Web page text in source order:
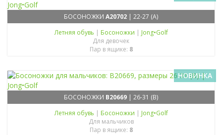
БОСОНОЖКИ A20702 | 22-27 (A)
Летняя обувь | Босоножки | Jong•Golf
Для девочек
Пар в ящике: 8
НОВИНКА
БОСОНОЖКИ B20669 | 26-31 (B)
Летняя обувь | Босоножки | Jong•Golf
Для мальчиков
Пар в ящике: 8